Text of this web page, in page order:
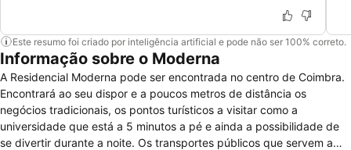
Este resumo foi criado por inteligência artificial e pode não ser 100% correto.
Informação sobre o Moderna
A Residencial Moderna pode ser encontrada no centro de Coimbra.
Encontrará ao seu dispor e a poucos metros de distância os
negócios tradicionais, os pontos turísticos a visitar como a
universidade que está a 5 minutos a pé e ainda a possibilidade de
se divertir durante a noite. Os transportes públicos que servem a